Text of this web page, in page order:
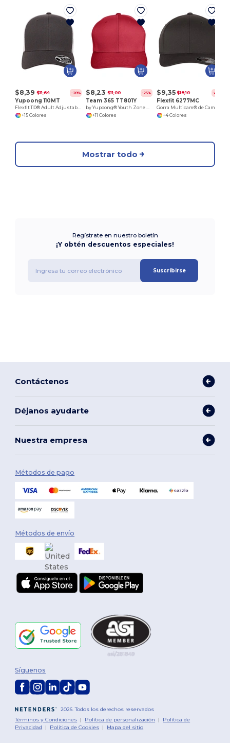
$8,39 $11,64 -28%
Yupoong 110MT
Flexfit 110® Adult Adjustable Mesh Cap
+15 Colores
$8,23 $11,00 -25%
Team 365 TT801Y
by Yupoong® Youth Zone Performance Cap
+11 Colores
$9,35 $18,10 -48%
Flexfit 6277MC
+4 Colores
Mostrar todo
Regístrate en nuestro boletín
¡Y obtén descuentos especiales!
Suscribirse
Contáctenos
Déjanos ayudarte
Nuestra empresa
Métodos de pago
Métodos de envío
2026. Todos los derechos reservados
Términos y Condiciones | Política de personalización | Política de
Privacidad | Política de Cookies | Mapa del sitio
Síguenos